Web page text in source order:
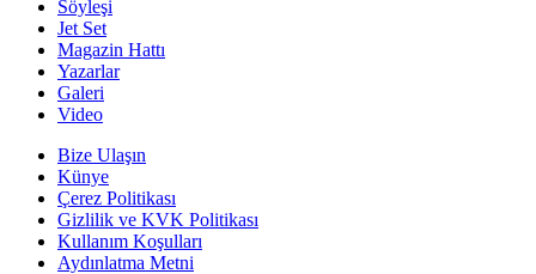
Söyleşi
Jet Set
Magazin Hattı
Yazarlar
Galeri
Video
Bize Ulaşın
Künye
Çerez Politikası
Gizlilik ve KVK Politikası
Kullanım Koşulları
Aydınlatma Metni